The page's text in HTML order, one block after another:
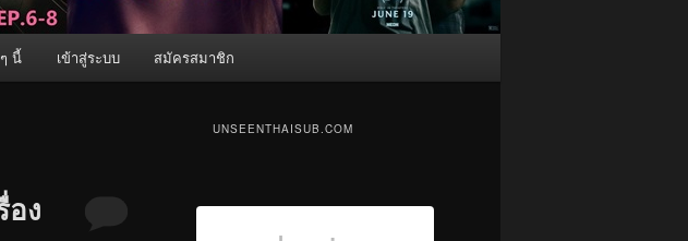
นี้ เข้าสู่ระบบ สมัครสมาชิก
อง
UNSEENTHAISUB.COM